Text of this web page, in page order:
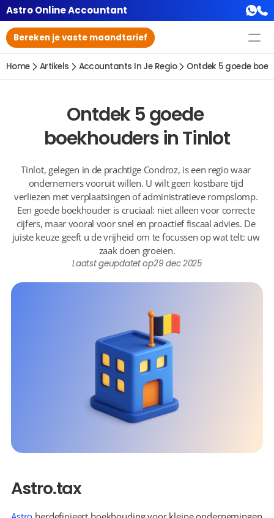
Astro Online Accountant
Bereken je vaste maandtarief
Home Artikels Accountants In Je Regio Ontdek 5 goede
Ontdek 5 goede
boekhouders in Tinlot
Tinlot, gelegen in de prachtige Condroz, is een regio waar
ondernemers vooruit willen. U wilt geen kostbare tijd
verliezen met verplaatsingen of administratieve rompslomp.
Een goede boekhouder is cruciaal: niet alleen voor correcte
cijfers, maar vooral voor snel en proactief fiscaal advies. De
juiste keuze geeft u de vrijheid om te focussen op wat telt: uw
zaak doen groeien.
Laatst geüpdatet op29 dec 2025
Astro.tax